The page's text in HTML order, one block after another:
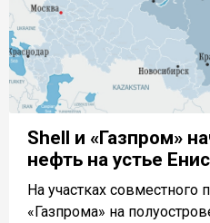
Shell и «Газпром»
нефть на устье
На участках совместного
«Газпрома» на